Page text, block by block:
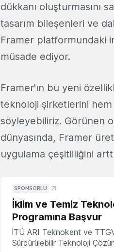
dükkanı oluşturmasını
tasarım bileşenleri ve
Framer platformundaki
müsade ediyor.
Framer'ın bu yeni
teknoloji şirketlerini hem
söyleyebiliriz. Görünen
dünyasında, Framer
uygulama çeşitliliğini
SPONSORLU
İklim ve Temiz
Programına Başvur
İTÜ ARI Teknokent ve
Sürdürülebilir Teknoloji